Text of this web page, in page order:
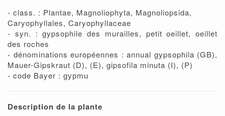
- class. : Plantae, Magnoliophyta, Magnoliopsida,
Caryophyllales, Caryophyllaceae
- syn. : gypsophile des murailles, petit oeillet, oeillet
des roches
- dénominations européennes : annual gypsophila (GB),
Mauer-Gipskraut (D), (E), gipsofila minuta (I), (P)
- code Bayer : gypmu
Description de la plante